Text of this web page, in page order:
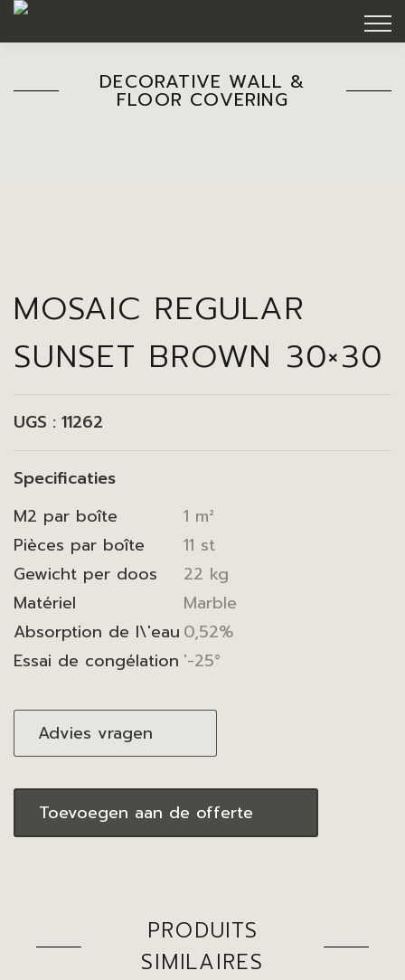
DECORATIVE WALL &
FLOOR COVERING
MOSAIC REGULAR
SUNSET BROWN 30×30
UGS : 11262
Specificaties
M2 par boîte
1 m²
Pièces par boîte
11 st
Gewicht per doos
22 kg
Matériel
Marble
Absorption de l\'eau 0,52%
Essai de congélation '-25°
Advies vragen
Toevoegen aan de offerte
PRODUITS
SIMILAIRES